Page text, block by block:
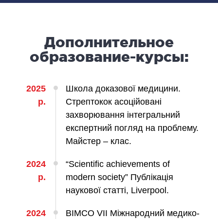
и нутрициология
терапия
помощь
ЗАБОЛЕВАНИЯ
горла и гортани
носа
Дополнительное
образование-курсы:
2025
р.
Школа доказової медицини.
Стрептокок асоційовані
захворювання інтегральний
експертний погляд на проблему.
Майстер – клас.
2024
р.
“Scientific achievements of
modern society” Публікація
наукової статті, Liverpool.
2024
BIMCO VII Міжнародний медико-